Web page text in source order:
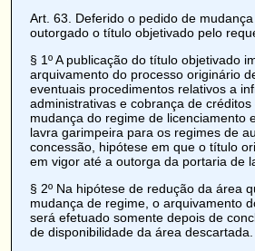
Art. 63. Deferido o pedido de
outorgado o título objetivado pelo
§ 1º A publicação do título objetivado
arquivamento do processo originário
eventuais procedimentos relativos a
administrativas e cobrança de
mudança do regime de licenciamento
lavra garimpeira para os regimes de
concessão, hipótese em que o título
em vigor até a outorga da portaria de
§ 2º Na hipótese de redução da área
mudança de regime, o arquivamento
será efetuado somente depois de
de disponibilidadeda área descartada.